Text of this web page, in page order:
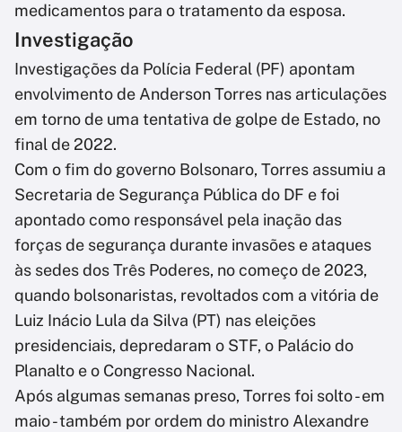
medicamentos para o tratamento da esposa.
Investigação
Investigações da Polícia Federal (PF) apontam
envolvimento de Anderson Torres nas articulações
em torno de uma tentativa de golpe de Estado, no
final de 2022.
Com o fim do governo Bolsonaro, Torres assumiu a
Secretaria de Segurança Pública do DF e foi
apontado como responsável pela inação das
forças de segurança durante invasões e ataques
às sedes dos Três Poderes, no começo de 2023,
quando bolsonaristas, revoltados com a vitória de
Luiz Inácio Lula da Silva (PT) nas eleições
presidenciais, depredaram o STF, o Palácio do
Planalto e o Congresso Nacional.
Após algumas semanas preso, Torres foi solto - em
maio - também por ordem do ministro Alexandre